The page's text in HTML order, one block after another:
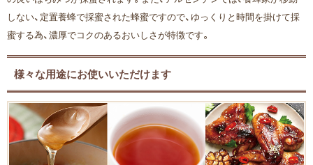
しない、定置養蜂で採蜜された蜂蜜ですので、ゆっくりと時間を掛けて採
蜜する為、濃厚でコクのあるおいしさが特徴です。
様々な用途にお使いいただけます